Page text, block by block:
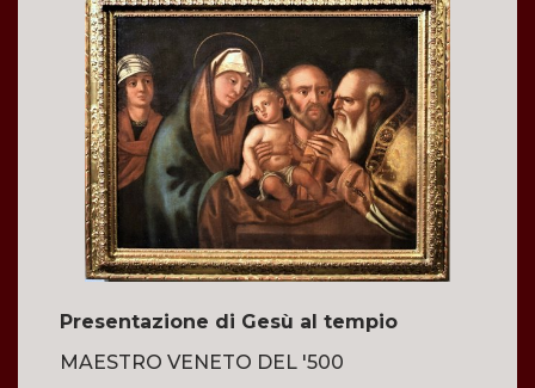
Presentazione di Gesù al tempio
MAESTRO VENETO DEL '500